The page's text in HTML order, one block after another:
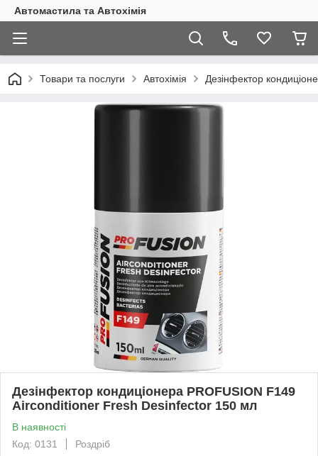
Автомастила та Автохімія
Товари та послуги Автохімія Дезінфектор
Дезінфектор кондиціонера PROFUSION F149
Airconditioner Fresh Desinfector 150 мл
В наявності
Код: 0131
Роздріб